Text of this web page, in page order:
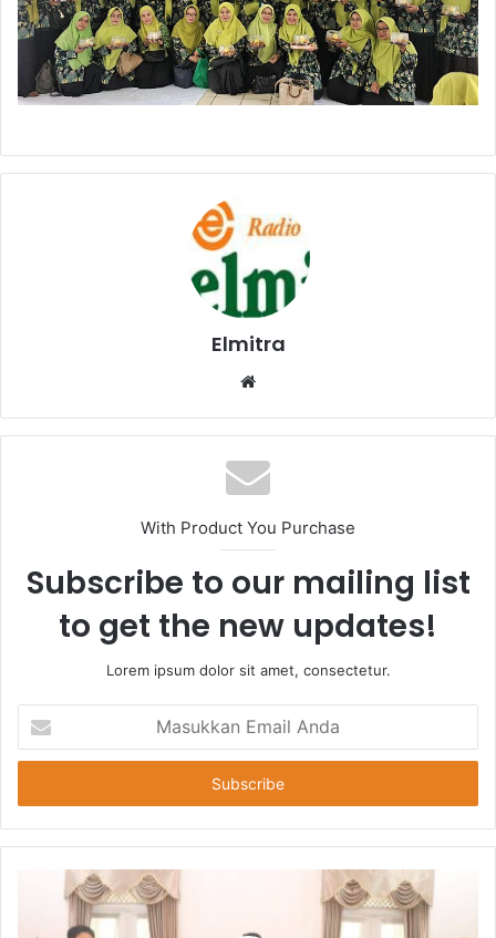
Elmitra
Website
With Product You Purchase
Subscribe to our mailing list
to get the new updates!
Lorem ipsum dolor sit amet, consectetur.
Email
Anda